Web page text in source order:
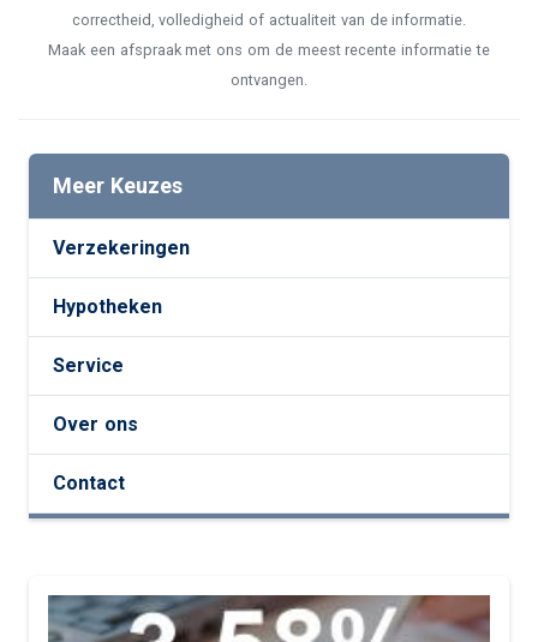
correctheid, volledigheid of actualiteit van de informatie.
Maak een afspraak met ons om de meest recente informatie te
ontvangen.
Meer Keuzes
Verzekeringen
Hypotheken
Service
Over ons
Contact